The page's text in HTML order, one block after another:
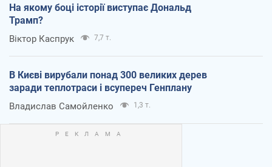
На якому боці історії виступає Дональд
Трамп?
Віктор Каспрук 7,7 т.
В Києві вирубали понад 300 великих дерев
заради теплотраси і всупереч Генплану
Владислав Самойленко 1,3 т.